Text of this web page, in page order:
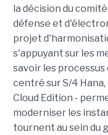
la décision du
défense et
projet
s'appuyant sur les
savoir les processus
centré sur S/4
Cloud Edition -
moderniser les
tournent au sein du